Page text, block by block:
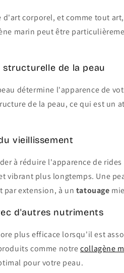
d'art corporel, et comme tout
marin peut être
structurelle de la peau
détermine l'apparence de
de la peau, ce qui est un
vieillissement
à réduire l'apparence de
vibrant plus longtemps. Une
par extension, à un tatouage
d'autres nutriments
plus efficace lorsqu'il est
comme notrecollagène
pour votre peau.